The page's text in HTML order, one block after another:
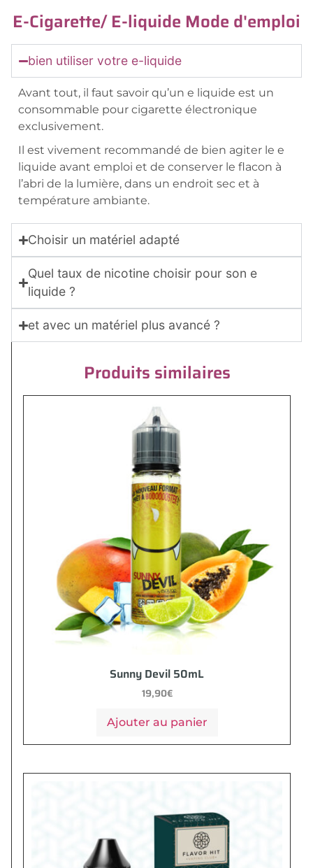
E-Cigarette/ E-liquide Mode d'emploi
bien utiliser votre e-liquide
Avant tout, il faut savoir qu’un e liquide est un
consommable pour cigarette électronique
exclusivement.
Il est vivement recommandé de bien agiter le e
liquide avant emploi et de conserver le flacon à
l’abri de la lumière, dans un endroit sec et à
température ambiante.
Choisir un matériel adapté
Quel taux de nicotine choisir pour son e
liquide ?
et avec un matériel plus avancé ?
Produits similaires
Sunny Devil 50mL
19,90€
Ajouter au panier